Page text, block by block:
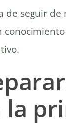
de seguir